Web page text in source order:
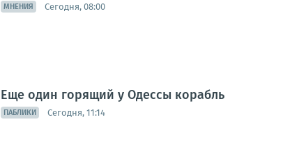
МНЕНИЯ Сегодня, 08:00
Еще один горящий у Одессы корабль
ПАБЛИКИ Сегодня, 11:14